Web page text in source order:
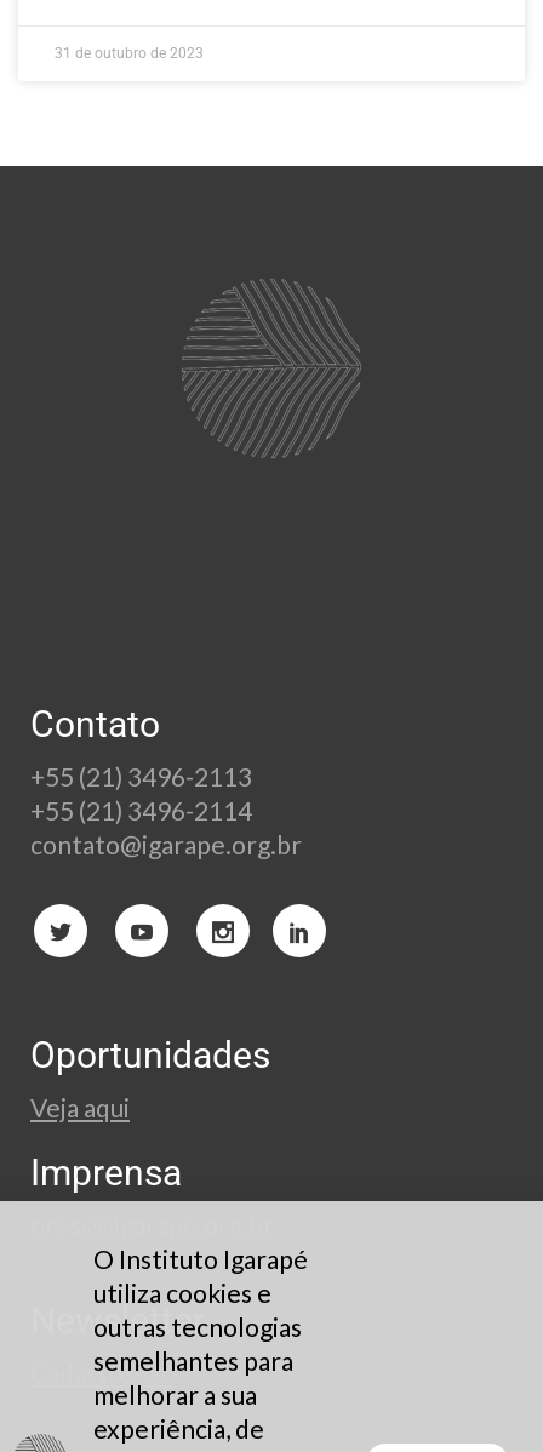
31 de outubro de 2023
Contato
+55 (21) 3496-2113
+55 (21) 3496-2114
contato@igarape.org.br
Oportunidades
Veja aqui
Imprensa
Newsletter
Cadastre-se
O Instituto Igarapé
utiliza cookies e
outras tecnologias
semelhantes para
melhorar a sua
experiência, de